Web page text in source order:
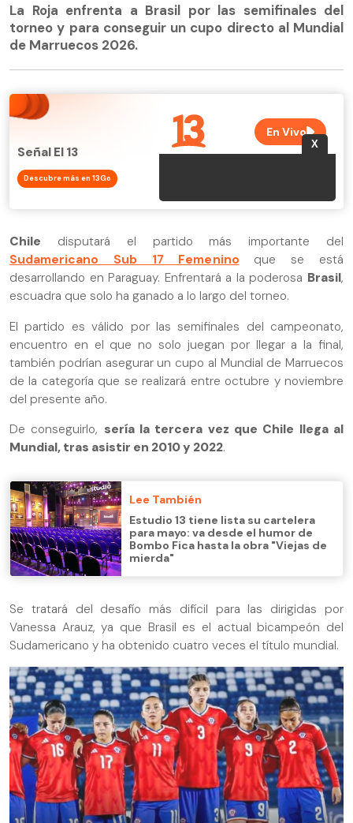
La Roja enfrenta a Brasil por las semifinales del
torneo y para conseguir un cupo directo al Mundial
de Marruecos 2026.
Señal El 13
Descubre más en 13Go
Chile disputará el partido más importante del
Sudamericano Sub 17 Femenino que se está
desarrollando en Paraguay. Enfrentará a la poderosa Brasil,
escuadra que solo ha ganado a lo largo del torneo.
El partido es válido por las semifinales del campeonato,
encuentro en el que no solo juegan por llegar a la final,
también podrían asegurar un cupo al Mundial de Marruecos
de la categoría que se realizará entre octubre y noviembre
del presente año.
De conseguirlo, sería la tercera vez que Chile llega al
Mundial, tras asistir en 2010 y 2022.
Lee También
Estudio 13 tiene lista su cartelera
para mayo: va desde el humor de
Bombo Fica hasta la obra "Viejas de
mierda"
Se tratará del desafío más difícil para las dirigidas por
Vanessa Arauz, ya que Brasil es el actual bicampeón del
Sudamericano y ha obtenido cuatro veces el título mundial.